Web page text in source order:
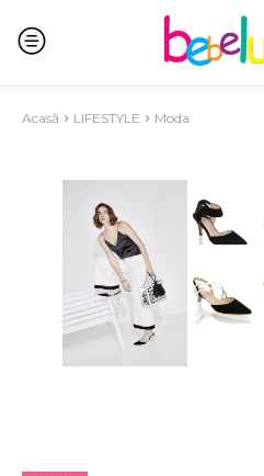
Acasă LIFESTYLE Moda